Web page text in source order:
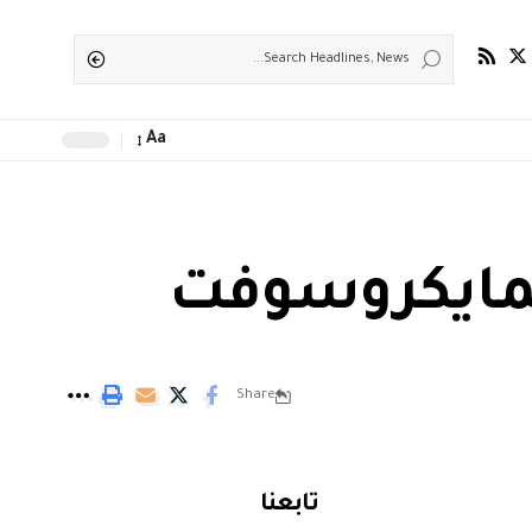
Aa
Share
تابعنا